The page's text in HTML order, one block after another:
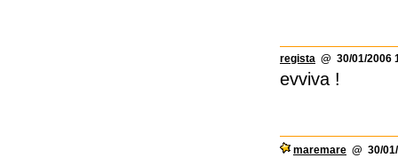
regista @ 30/01/2006
evviva !
maremare @ 30/